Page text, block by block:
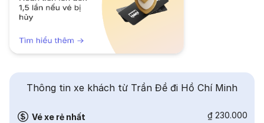
Thông tin xe khách từ Trần Đề đi Hồ Chí Minh
Vé xe rẻ nhất ₫ 230.000